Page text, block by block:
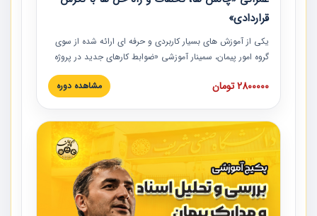
قراردادی»
یکی از آموزش‏‏‏‏‏‏ های بسیار کاربردی و حرفه‏ ای ارائه شده از سوی
گروه امور پیمان، سمینار آموزشی «ضوابط کارهای جدید در پروژه
های عمرانی» چالش ها، تخلفات و راه حل ها با نگرش قراردادی
است که در محل سندیکای شرکت های ساختمانی کشور ارائه شد.
مدارک پیمان به همراه تجربیات عملی ارائه شده است.
2800000 تومان مشاهده دوره